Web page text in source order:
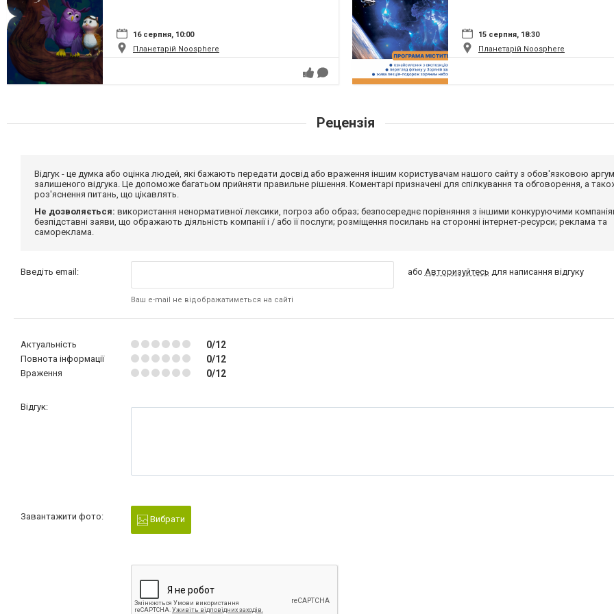
16 серпня, 10:00
Планетарій Noosphere
15 серпня, 18:30
Планетарій Noosphere
Рецензія
Відгук - це думка або оцінка людей, які бажають передати досвід або враження іншим користувачам нашого сайту з обов'язковою
залишеного відгука. Це допоможе багатьом прийняти правильне рішення. Коментарі призначені для спілкування та обговорення, а
роз'яснення питань, що цікавлять.
Не дозволяється: використання ненормативної лексики, погроз або образ; безпосереднє порівняння з іншими конкуруючими
безпідставні заяви, що ображають діяльність компанії і / або її послуги; розміщення посилань на сторонні інтернет-ресурси; реклама та
самореклама.
Введіть email:
Ваш e-mail не відображатиметься на сайті
або Авторизуйтесь для написання відгуку
Актуальність 0/12
Повнота інформації 0/12
Враження 0/12
Відгук:
Завантажити фото: Вибрати